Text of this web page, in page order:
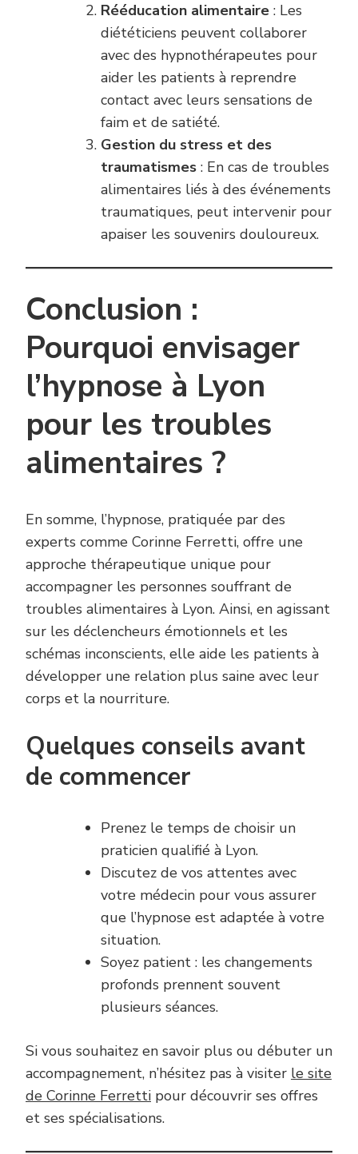
Rééducation alimentaire : Les
diététiciens peuvent collaborer
avec des hypnothérapeutes pour
aider les patients à reprendre
contact avec leurs sensations de
faim et de satiété.
Gestion du stress et des
traumatismes : En cas de troubles
alimentaires liés à des événements
traumatiques, peut intervenir pour
apaiser les souvenirs douloureux.
Conclusion :
Pourquoi envisager
l’hypnose à Lyon
pour les troubles
alimentaires ?
En somme, l’hypnose, pratiquée par des
experts comme Corinne Ferretti, offre une
approche thérapeutique unique pour
accompagner les personnes souffrant de
troubles alimentaires à Lyon. Ainsi, en agissant
sur les déclencheurs émotionnels et les
schémas inconscients, elle aide les patients à
développer une relation plus saine avec leur
corps et la nourriture.
Quelques conseils avant
de commencer
Prenez le temps de choisir un
praticien qualifié à Lyon.
Discutez de vos attentes avec
votre médecin pour vous assurer
que l’hypnose est adaptée à votre
situation.
Soyez patient : les changements
profonds prennent souvent
plusieurs séances.
Si vous souhaitez en savoir plus ou débuter un
accompagnement, n’hésitez pas à visiter le site
de Corinne Ferretti pour découvrir ses offres
et ses spécialisations.